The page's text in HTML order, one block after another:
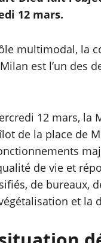
12 mars.
multimodal, la
est l’un des
12 mars, la
de la place de
de vie et
de bureaux,
et la